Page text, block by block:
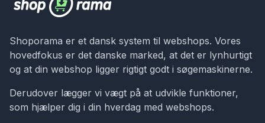
Shoporama er et dansk system til webshops. Vores
hovedfokus er det danske marked, at det er lynhurtigt
og at din webshop ligger rigtigt godt i søgemaskinerne.
Derudover lægger vi vægt på at udvikle funktioner,
som hjælper dig i din hverdag med webshops.